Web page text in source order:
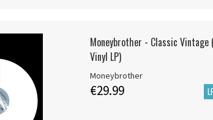
Moneybrother - Classic Vintage
Vinyl LP)
Moneybrother
€29.99